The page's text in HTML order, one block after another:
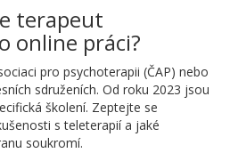
terapeut
online práci?
pro psychoterapii (ČAP) nebo
sdruženích. Od roku 2023 jsou
školení. Zeptejte se
s teleterapií a jaké
soukromí.